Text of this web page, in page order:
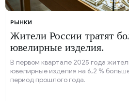
РЫНКИ
Жители России тратят
ювелирные изделия.
В первом квартале 2025 года
ювелирные изделия на 6,2 %
период прошлого года.